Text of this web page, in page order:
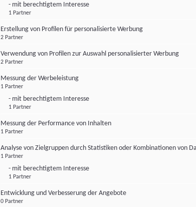
- mit berechtigtem Interesse
1 Partner
Erstellung von Profilen für personalisierte Werbung
2 Partner
Verwendung von Profilen zur Auswahl personalisierter Werbung
2 Partner
Messung der Werbeleistung
1 Partner
- mit berechtigtem Interesse
1 Partner
Messung der Performance von Inhalten
1 Partner
Analyse von Zielgruppen durch Statistiken oder Kombinationen von
1 Partner
- mit berechtigtem Interesse
1 Partner
Entwicklung und Verbesserung der Angebote
0 Partner